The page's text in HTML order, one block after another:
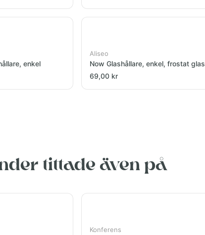
enkel
Aliseo
Now Glashållare, enkel, frostat glas
69,00 kr
tittade även på
Konferens